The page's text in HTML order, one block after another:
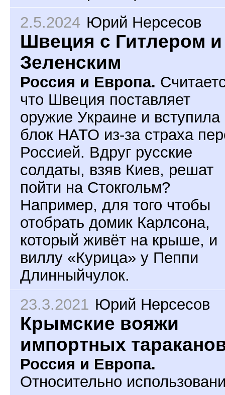
2.5.2024 Юрий Нерсесов
Швеция с Гитлером и
Зеленским
Россия и Европа.
что Швеция поставляет
оружие Украине и вступила
блок НАТО из-за страха
Россией. Вдруг русские
солдаты, взяв Киев, решат
пойти на Стокгольм?
Например, для того чтобы
отобрать домик Карлсона,
который живёт на крыше, и
виллу «Курица» у Пеппи
Длинныйчулок.
23.3.2021 Юрий Нерсесов
Крымские вояжи
импортных
Россия и Европа.
Относительно